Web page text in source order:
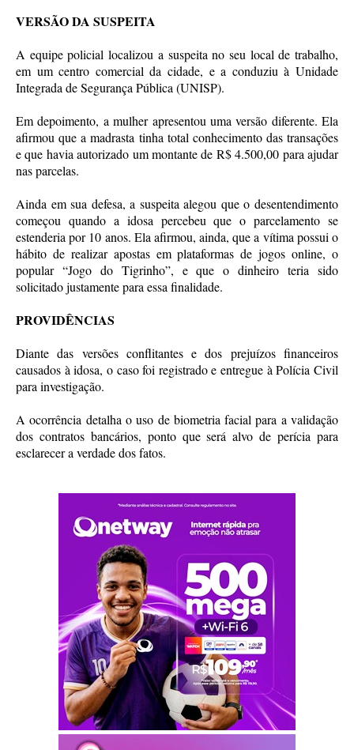
VERSÃO DA SUSPEITA
A equipe policial localizou a suspeita no seu local de trabalho,
em um centro comercial da cidade, e a conduziu à Unidade
Integrada de Segurança Pública (UNISP).
Em depoimento, a mulher apresentou uma versão diferente. Ela
afirmou que a madrasta tinha total conhecimento das transações
e que havia autorizado um montante de R$ 4.500,00 para ajudar
nas parcelas.
Ainda em sua defesa, a suspeita alegou que o desentendimento
começou quando a idosa percebeu que o parcelamento se
estenderia por 10 anos. Ela afirmou, ainda, que a vítima possui o
hábito de realizar apostas em plataformas de jogos online, o
popular “Jogo do Tigrinho”, e que o dinheiro teria sido
solicitado justamente para essa finalidade.
PROVIDÊNCIAS
Diante das versões conflitantes e dos prejuízos financeiros
causados à idosa, o caso foi registrado e entregue à Polícia Civil
para investigação.
A ocorrência detalha o uso de biometria facial para a validação
dos contratos bancários, ponto que será alvo de perícia para
esclarecer a verdade dos fatos.